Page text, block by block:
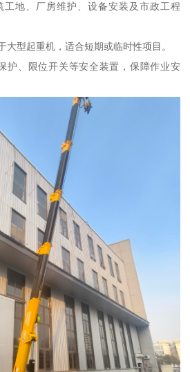
工地、厂房维护、设备安装及市政工程
大型起重机，适合短期或临时性项目。
护、限位开关等安全装置，保障作业安